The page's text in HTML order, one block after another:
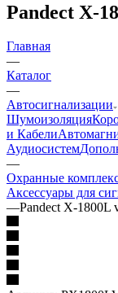
Pandect X-
Главная
—
Каталог
—
Автосигнализации
Шумоизоляция
и Кабели
Аудиосистем
—
Охранные
Аксессуары для
—Pandect X-1800L